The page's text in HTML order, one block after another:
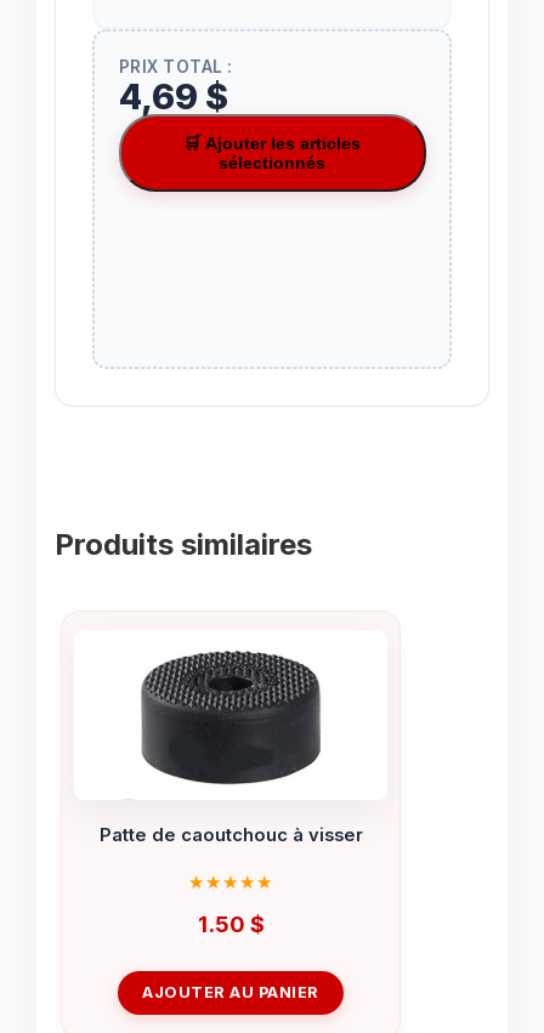
PRIX TOTAL :
4,69 $
🛒 Ajouter les articles
sélectionnés
Produits similaires
Patte de caoutchouc à visser
1.50 $
AJOUTER AU PANIER